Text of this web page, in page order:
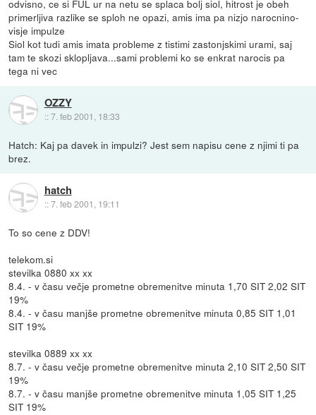
odvisno, ce si FUL ur na netu se splaca bolj siol, hitrost je obeh
primerljiva razlike se sploh ne opazi, amis ima pa nizjo narocnino-
visje impulze
Siol kot tudi amis imata probleme z tistimi zastonjskimi urami, saj
tam te skozi sklopljava...sami problemi ko se enkrat narocis pa
tega ni vec
OZZY
::7. feb 2001, 18:33
Hatch: Kaj pa davek in impulzi? Jest sem napisu cene z njimi ti pa
brez.
hatch
::7. feb 2001, 19:11
To so cene z DDV!
telekom.si
stevilka 0880 xx xx
8.4. - v času večje prometne obremenitve minuta 1,70 SIT 2,02 SIT
19%
8.4. - v času manjše prometne obremenitve minuta 0,85 SIT 1,01
SIT 19%
stevilka 0889 xx xx
8.7. - v času večje prometne obremenitve minuta 2,10 SIT 2,50 SIT
19%
8.7. - v času manjše prometne obremenitve minuta 1,05 SIT 1,25
SIT 19%